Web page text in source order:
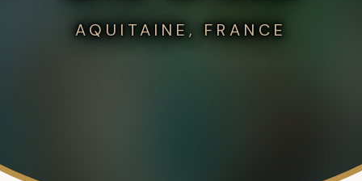
AQUITAINE, FRANCE